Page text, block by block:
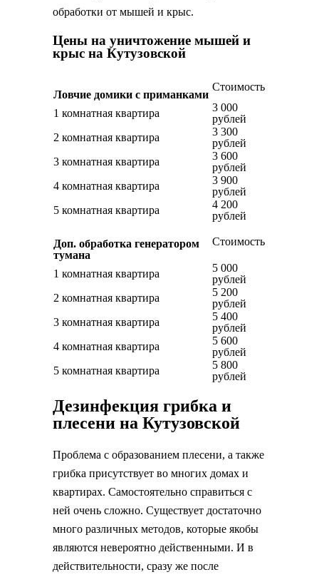
обработки от мышей и крыс.
Цены на уничтожение мышей и
крыс на Кутузовской
Ловчие домики с приманками
Стоимость
1 комнатная квартира
3 000
рублей
2 комнатная квартира
3 300
рублей
3 комнатная квартира
3 600
рублей
4 комнатная квартира
3 900
рублей
5 комнатная квартира
4 200
рублей
Доп. обработка генератором
тумана
Стоимость
1 комнатная квартира
5 000
рублей
2 комнатная квартира
5 200
рублей
3 комнатная квартира
5 400
рублей
4 комнатная квартира
5 600
рублей
5 комнатная квартира
5 800
рублей
Дезинфекция грибка и
плесени на Кутузовской
Проблема с образованием плесени, а также
грибка присутствует во многих домах и
квартирах. Самостоятельно справиться с
ней очень сложно. Существует достаточно
много различных методов, которые якобы
являются невероятно действенными. И в
действительности, сразу же после